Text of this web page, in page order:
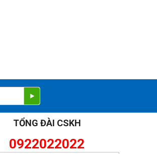
TỔNG ĐÀI CSKH
0922022022